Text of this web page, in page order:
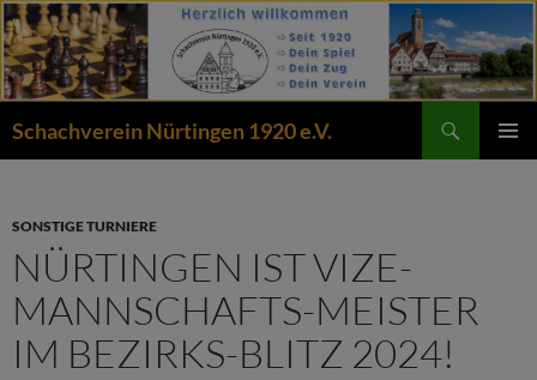
Zum
Inhalt
springen
Schachverein Nürtingen 1920 e.V.
SONSTIGE TURNIERE
NÜRTINGEN IST VIZE-
MANNSCHAFTS-MEISTER
IM BEZIRKS-BLITZ 2024!